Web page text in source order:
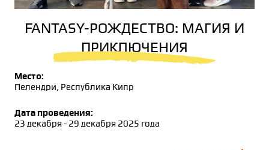
FANTASY-РОЖДЕСТВО: МАГИЯ И
ПРИКЛЮЧЕНИЯ
Место:
Пелендри, Республика Кипр
Дата проведения:
23 декабря - 29 декабря 2025 года